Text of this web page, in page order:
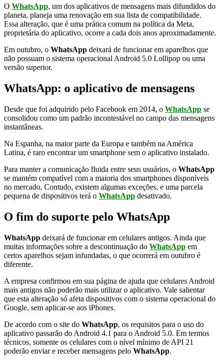
O WhatsApp, um dos aplicativos de mensagens mais difundidos do
planeta, planeja uma renovação em sua lista de compatibilidade.
Essa alteração, que é uma prática comum na política da Meta,
proprietária do aplicativo, ocorre a cada dois anos aproximadamente.
Em outubro, o WhatsApp deixará de funcionar em aparelhos que
não possuam o sistema operacional Android 5.0 Lollipop ou uma
versão superior.
WhatsApp: o aplicativo de mensagens
Desde que foi adquirido pelo Facebook em 2014, o WhatsApp se
consolidou como um padrão incontestável no campo das mensagens
instantâneas.
Na Espanha, na maior parte da Europa e também na América
Latina, é raro encontrar um smartphone sem o aplicativo instalado.
Para manter a comunicação fluida entre seus usuários, o WhatsApp
se mantém compatível com a maioria dos smartphones disponíveis
no mercado. Contudo, existem algumas exceções, e uma parcela
pequena de dispositivos terá o WhatsApp desativado.
O fim do suporte pelo WhatsApp
WhatsApp deixará de funcionar em celulares antigos. Ainda que
muitas informações sobre a descontinuação do WhatsApp em
certos aparelhos sejam infundadas, o que ocorrerá em outubro é
diferente.
A empresa confirmou em sua página de ajuda que celulares Android
mais antigos não poderão mais utilizar o aplicativo. Vale salientar
que esta alteração só afeta dispositivos com o sistema operacional do
Google, sem aplicar-se aos iPhones.
De acordo com o site do WhatsApp, os requisitos para o uso do
aplicativo passarão do Android 4.1 para o Android 5.0. Em termos
técnicos, somente os celulares com o nível mínimo de API 21
poderão enviar e receber mensagens pelo WhatsApp.